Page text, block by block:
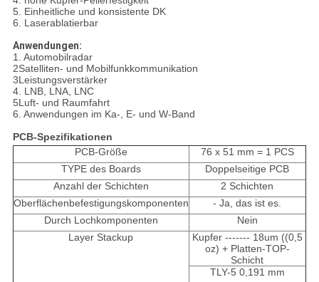
5. Einheitliche und konsistente DK
6. Laserablatierbar
Anwendungen:
1. Automobilradar
2Satelliten- und Mobilfunkkommunikation
3Leistungsverstärker
4. LNB, LNA, LNC
5Luft- und Raumfahrt
6. Anwendungen im Ka-, E- und W-Band
PCB-Spezifikationen
PCB-Größe
76 x 51 mm = 1 PCS
TYPE des Boards
Doppelseitige PCB
Anzahl der Schichten
2 Schichten
Oberflächenbefestigungskomponenten
- Ja, das ist es.
Durch Lochkomponenten
Nein
Layer Stackup
Kupfer ------- 18um ((0,5
oz) + Platten-TOP-
Schicht
TLY-5 0,191 mm